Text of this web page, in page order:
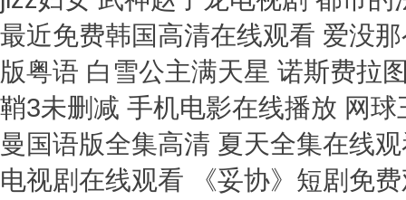
最近免费韩国高清在线观看 爱没
版粤语 白雪公主满天星 诺斯费拉
鞘3未删减 手机电影在线播放 网
曼国语版全集高清 夏天全集在线
电视剧在线观看 《妥协》短剧免